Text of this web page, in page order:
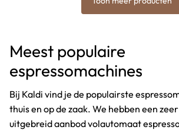
Meest populaire
espressomachines
Bij Kaldi vind je de populairste
thuis en op de zaak. We hebben een
uitgebreid aanbod volautomaat